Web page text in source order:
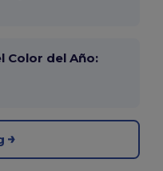
Color del Año: